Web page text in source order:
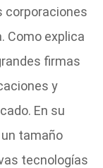
corporaciones
Como explica
firmas
y
En su
tamaño
tecnologías